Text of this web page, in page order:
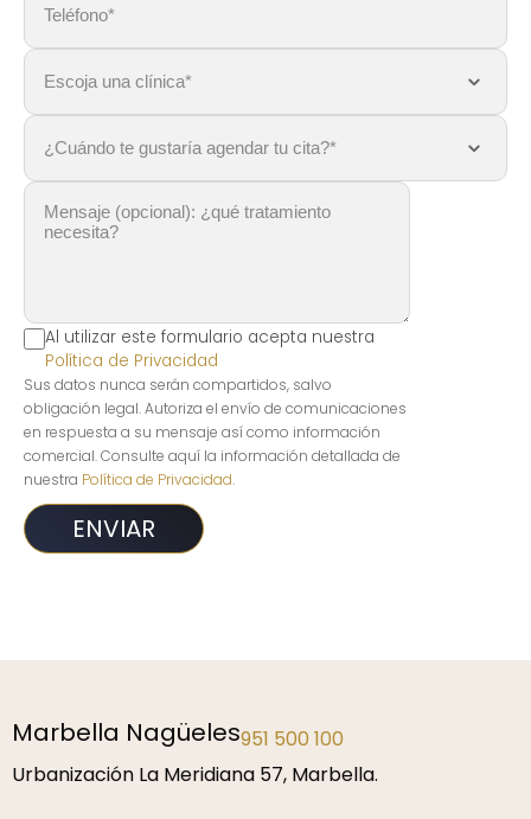
Al utilizar este formulario acepta nuestra
Política de Privacidad
Sus datos nunca serán compartidos, salvo
obligación legal. Autoriza el envío de comunicaciones
en respuesta a su mensaje así como información
comercial. Consulte aquí la información detallada de
nuestra Política de Privacidad.
Marbella Nagüeles951 500 100
Urbanización La Meridiana 57, Marbella.